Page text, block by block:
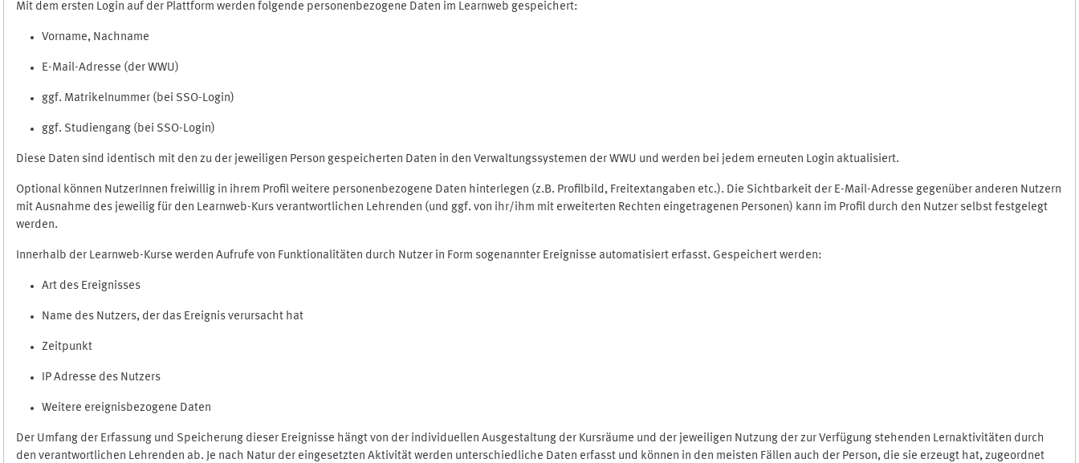
Mit dem ersten Login auf der Plattform werden folgende personenbezogene Daten im Learnweb gespeichert:
Vorname, Nachname
E-Mail-Adresse (der WWU)
ggf. Matrikelnummer (bei SSO-Login)
ggf. Studiengang (bei SSO-Login)
Diese Daten sind identisch mit den zu der jeweiligen Person gespeicherten Daten in den Verwaltungssystemen der WWU und werden bei jedem erneuten Login aktualisiert.
Optional können NutzerInnen freiwillig in ihrem Profil weitere personenbezogene Daten hinterlegen (z.B. Profilbild, Freitextangaben etc.). Die Sichtbarkeit der E-Mail-Adresse gegenüber anderen Nutzern
mit Ausnahme des jeweilig für den Learnweb-Kurs verantwortlichen Lehrenden (und ggf. von ihr/ihm mit erweiterten Rechten eingetragenen Personen) kann im Profil durch den Nutzer selbst festgelegt
werden.
Innerhalb der Learnweb-Kurse werden Aufrufe von Funktionalitäten durch Nutzer in Form sogenannter Ereignisse automatisiert erfasst. Gespeichert werden:
Art des Ereignisses
Name des Nutzers, der das Ereignis verursacht hat
Zeitpunkt
IP Adresse des Nutzers
Weitere ereignisbezogene Daten
Der Umfang der Erfassung und Speicherung dieser Ereignisse hängt von der individuellen Ausgestaltung der Kursräume und der jeweiligen Nutzung der zur Verfügung stehenden Lernaktivitäten durch
den verantwortlichen Lehrenden ab. Je nach Natur der eingesetzten Aktivität werden unterschiedliche Daten erfasst und können in den meisten Fällen auch der Person, die sie erzeugt hat, zugeordnet